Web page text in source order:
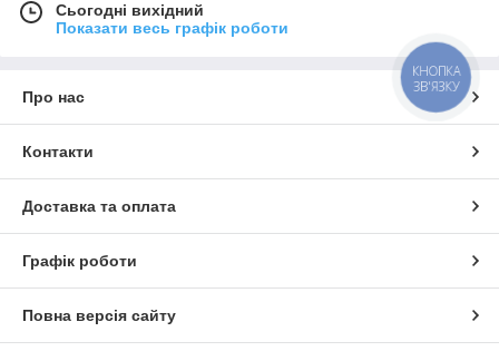
Сьогодні вихідний
Показати весь графік роботи
Про нас
Контакти
Доставка та оплата
Графік роботи
Повна версія сайту
КНОПКА
ЗВ'ЯЗКУ